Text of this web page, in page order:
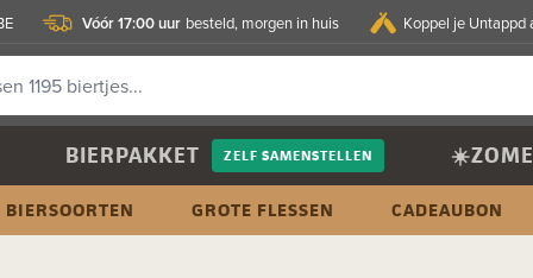
Vóór 17:00 uur besteld, morgen in huis Koppel je Untappd
BIERPAKKET ZELF SAMENSTELLEN
BIERSOORTEN GROTE FLESSEN CADEAUBON